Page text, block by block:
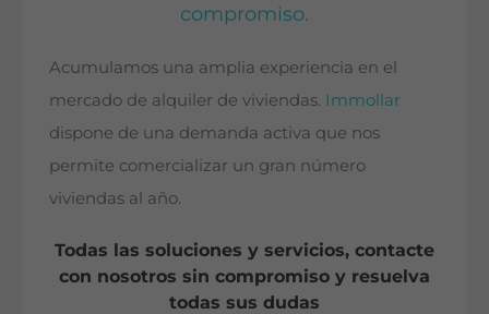
compromiso.
Acumulamos una amplia experiencia en el
mercado de alquiler de viviendas. Immollar
dispone de una demanda activa que nos
permite comercializar un gran número
viviendas al año.
Todas las soluciones y servicios, contacte
con nosotros sin compromiso y resuelva
todas sus dudas